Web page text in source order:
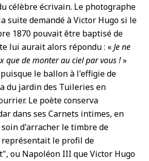
célèbre écrivain. Le photographe
suite demandé à Victor Hugo si le
1870 pouvait être baptisé de
lui aurait alors répondu : «Je ne
que de monter au ciel par vous !»
le ballon à l'effigie de
du jardin des Tuileries en
Le poète conserva
dans ses Carnets intimes, en
d'arracher le timbre de
représentait le profil de
ou Napoléon III que Victor Hugo